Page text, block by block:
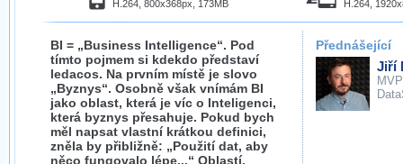
H.264, 800x368px, 173MB H.264,
BI = „Business Intelligence“. Pod
tímto pojmem si kdekdo představí
ledacos. Na prvním místě je slovo
„Byznys“. Osobně však vnímám BI
jako oblast, která je víc o Inteligenci,
která byznys přesahuje. Pokud bych
měl napsat vlastní krátkou definici,
zněla by přibližně: „Použití dat, aby
něco fungovalo lépe...“ Oblastí,
Přednášející
Jiří
MVP